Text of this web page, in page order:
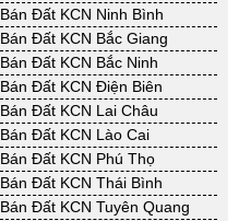
Bán Đất KCN Ninh Bình
Bán Đất KCN Bắc Giang
Bán Đất KCN Bắc Ninh
Bán Đất KCN Điện Biên
Bán Đất KCN Lai Châu
Bán Đất KCN Lào Cai
Bán Đất KCN Phú Thọ
Bán Đất KCN Thái Bình
Bán Đất KCN Tuyên Quang